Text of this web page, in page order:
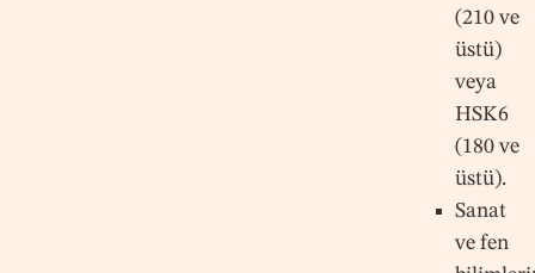
(210 ve
üstü)
veya
HSK6
(180 ve
üstü).
Sanat
ve fen